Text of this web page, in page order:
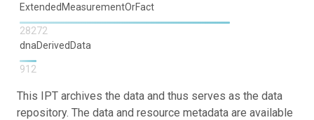
ExtendedMeasurementOrFact
28272
dnaDerivedData
912
This IPT archives the data and thus serves as the data
repository. The data and resource metadata are available